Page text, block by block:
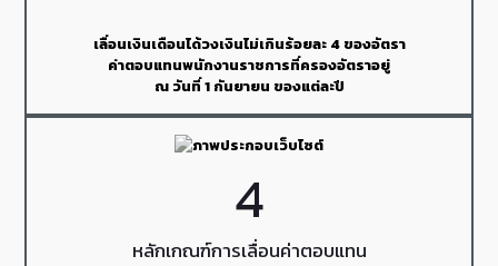
เลื่อนเงินเดือนได้วงเงินไม่เกินร้อยละ 4 ของอัตรา
ค่าตอบแทนพนักงานราชการที่ครองอัตราอยู่
ณ วันที่ 1 กันยายน ของแต่ละปี
4
หลักเกณฑ์การเลื่อนค่าตอบแทน